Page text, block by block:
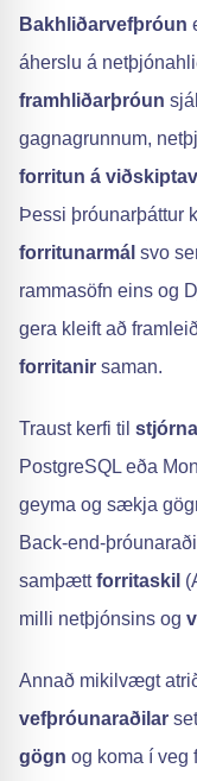
Bakhliðarvefþróun
áherslu á
framhliðarþróun
gagnagrunnum,
forritun á
Þessi þróunarþáttur
forritunarmál svo
rammasöfn eins og
gera kleift að
forritanir saman.
Traust kerfi til
PostgreSQL eða
geyma og sækja
Back-end-
samþættforritaskil
milli netþjónsins og
Annað mikilvægt
vefþróunaraðilar
gögn og koma í veg